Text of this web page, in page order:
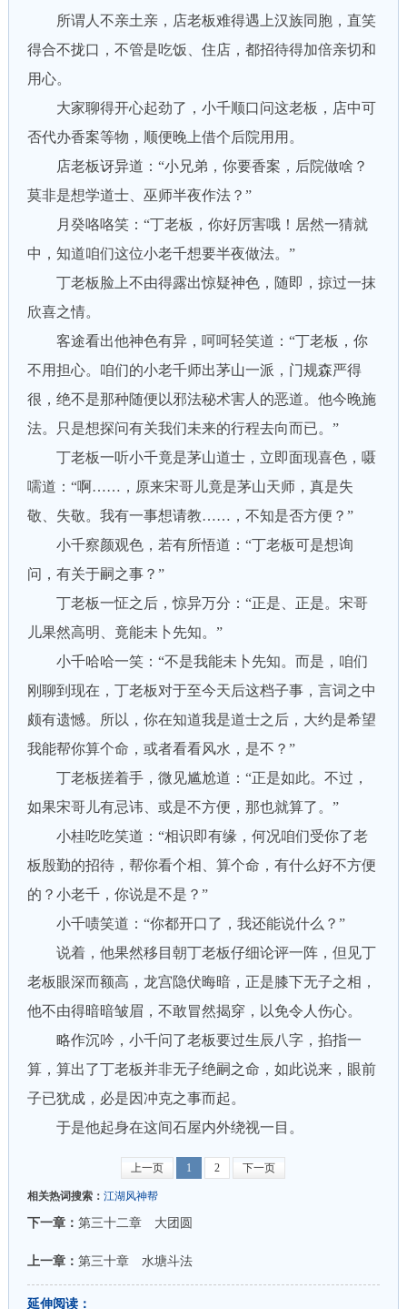
所谓人不亲土亲，店老板难得遇上汉族同胞，直笑
得合不拢口，不管是吃饭、住店，都招待得加倍亲切和
用心。
大家聊得开心起劲了，小千顺口问这老板，店中可
否代办香案等物，顺便晚上借个后院用用。
店老板讶异道：“小兄弟，你要香案，后院做啥？
莫非是想学道士、巫师半夜作法？”
月癸咯咯笑：“丁老板，你好厉害哦！居然一猜就
中，知道咱们这位小老千想要半夜做法。”
丁老板脸上不由得露出惊疑神色，随即，掠过一抹
欣喜之情。
客途看出他神色有异，呵呵轻笑道：“丁老板，你
不用担心。咱们的小老千师出茅山一派，门规森严得
很，绝不是那种随便以邪法秘术害人的恶道。他今晚施
法。只是想探问有关我们未来的行程去向而已。”
丁老板一听小千竟是茅山道士，立即面现喜色，嗫
嚅道：“啊……，原来宋哥儿竟是茅山天师，真是失
敬、失敬。我有一事想请教……，不知是否方便？”
小千察颜观色，若有所悟道：“丁老板可是想询
问，有关于嗣之事？”
丁老板一怔之后，惊异万分：“正是、正是。宋哥
儿果然高明、竟能未卜先知。”
小千哈哈一笑：“不是我能未卜先知。而是，咱们
刚聊到现在，丁老板对于至今天后这档子事，言词之中
颇有遗憾。所以，你在知道我是道士之后，大约是希望
我能帮你算个命，或者看看风水，是不？”
丁老板搓着手，微见尴尬道：“正是如此。不过，
如果宋哥儿有忌讳、或是不方便，那也就算了。”
小桂吃吃笑道：“相识即有缘，何况咱们受你了老
板殷勤的招待，帮你看个相、算个命，有什么好不方便
的？小老千，你说是不是？”
小千啧笑道：“你都开口了，我还能说什么？”
说着，他果然移目朝丁老板仔细论评一阵，但见丁
老板眼深而额高，龙宫隐伏晦暗，正是膝下无子之相，
他不由得暗暗皱眉，不敢冒然揭穿，以免令人伤心。
略作沉吟，小千问了老板要过生辰八字，掐指一
算，算出了丁老板并非无子绝嗣之命，如此说来，眼前
子已犹成，必是因冲克之事而起。
于是他起身在这间石屋内外绕视一目。
上一页 1 2 下一页
相关热词搜索： 江湖风神帮
下一章： 第三十二章 大团圆
上一章： 第三十章 水塘斗法
延伸阅读：